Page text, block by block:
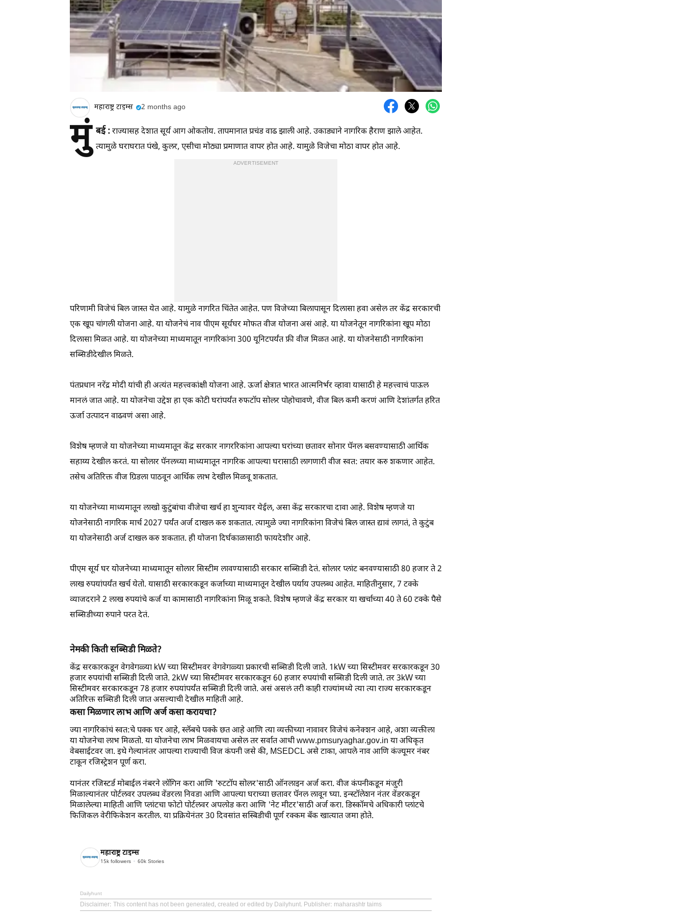
महाराष्ट्र टाइम्स 2 months ago
मुं बई :राज्यासह देशात सूर्य आग ओकतोय. तापमानात प्रचंड वाढ झाली आहे. उकाड्याने नागरिक हैराण झाले आहेत.
त्यामुळे घराघरात पंखे, कुलर, एसीचा मोठ्या प्रमाणात वापर होत आहे. यामुळे विजेचा मोठा वापर होत आहे.
ADVERTISEMENT
परिणामी विजेचं बिल जास्त येत आहे. यामुळे नागरित चिंतेत आहेत. पण विजेच्या बिलापासून दिलासा हवा असेल तर केंद्र सरकारची
एक खूप चांगली योजना आहे. या योजनेचं नाव पीएम सूर्यघर मोफत वीज योजना असं आहे. या योजनेतून नागरिकांना खूप मोठा
दिलासा मिळत आहे. या योजनेच्या माध्यमातून नागरिकांना 300 यूनिटपर्यंत फ्री वीज मिळत आहे. या योजनेसाठी नागरिकांना
सब्सिडीदेखील मिळते.
पंतप्रधान नरेंद्र मोदी यांची ही अत्यंत महत्त्वकांक्षी योजना आहे. ऊर्जा क्षेत्रात भारत आत्मनिर्भर व्हावा यासाठी हे महत्त्वाचं पाऊल
मानलं जात आहे. या योजनेचा उद्देश हा एक कोटी घरांपर्यंत रुफटॉप सोलर पोहोचावणे, वीज बिल कमी करणं आणि देशांतर्गत हरित
ऊर्जा उत्पादन वाढवणं असा आहे.
विशेष म्हणजे या योजनेच्या माध्यमातून केंद्र सरकार नागररिकांना आपल्या घरांच्या छतावर सोनार पॅनल बसवण्यासाठी आर्थिक
सहाय्य देखील करतं. या सोलार पॅनलच्या माध्यमातून नागरिक आपल्या घरासाठी लागणारी वीज स्वत: तयार करु शकणार आहेत.
तसेच अतिरिक्त वीज ग्रिडला पाठवून आर्थिक लाभ देखील मिळवू शकतात.
या योजनेच्या माध्यमातून लाखो कुटुंबांचा वीजेचा खर्च हा शुन्यावर येईल, असा केंद्र सरकारचा दावा आहे. विशेष म्हणजे या
योजनेसाठी नागरिक मार्च 2027 पर्यंत अर्ज दाखल करु शकतात. त्यामुळे ज्या नागरिकांना विजेचं बिल जास्त द्यावं लागतं, ते कुटुंब
या योजनेसाठी अर्ज दाखल करु शकतात. ही योजना दिर्घकाळासाठी फायदेशीर आहे.
पीएम सूर्य घर योजनेच्या माध्यमातून सोलार सिस्टीम लावण्यासाठी सरकार सब्सिडी देतं. सोलार प्लांट बनवण्यासाठी 80 हजार ते 2
लाख रुपयांपर्यंत खर्च येतो. यासाठी सरकारकडून कर्जाच्या माध्यमातून देखील पर्याय उपलब्ध आहेत. माहितीनुसार, 7 टक्के
व्याजदराने 2 लाख रुपयांचे कर्ज या कामासाठी नागरिकांना मिळू शकते. विशेष म्हणजे केंद्र सरकार या खर्चाच्या 40 ते 60 टक्के पैसे
सब्सिडीच्या रुपाने परत देतं.
नेमकी किती सब्सिडी मिळते?
केंद्र सरकारकडून वेगवेगळ्या kW च्या सिस्टीमवर वेगवेगळ्या प्रकारची सब्सिडी दिली जाते. 1kW च्या सिस्टीमवर सरकारकडून 30
हजार रुपयांची सब्सिडी दिली जाते. 2kW च्या सिस्टीमवर सरकारकडून 60 हजार रुपयांची सब्सिडी दिली जाते. तर 3kW च्या
सिस्टीमवर सरकारकडून 78 हजार रुपयांपर्यंत सब्सिडी दिली जाते. असं असलं तरी काही राज्यांमध्ये त्या त्या राज्य सरकारकडून
अतिरिक्त सब्सिडी दिली जात असल्याची देखील माहिती आहे.
कसा मिळणार लाभ आणि अर्ज कसा करायचा?
ज्या नागरिकांचं स्वत:चे पक्क घर आहे, स्लॅबचे पक्के छत आहे आणि त्या व्यक्तीच्या नावावर विजेचं कनेक्शन आहे, अशा व्यक्तीला
या योजनेचा लाभ मिळतो. या योजनेचा लाभ मिळवायचा असेल तर सर्वात आधी www.pmsuryaghar.gov.in या अधिकृत
वेबसाईटवर जा. इथे गेल्यानंतर आपल्या राज्याची विज कंपनी जसे की, MSEDCL असे टाका, आपले नाव आणि कंज्यूमर नंबर
टाकून रजिस्ट्रेशन पूर्ण करा.
यानंतर रजिस्टर्ड मोबाईल नंबरने लॉगिन करा आणि 'रुटटॉप सोलर'साठी ऑनलाइन अर्ज करा. वीज कंपनीकडून मंजुरी
मिळाल्यानंतर पोर्टलवर उपलब्ध वेंडरला निवडा आणि आपल्या घराच्या छतावर पॅनल लावून घ्या. इन्स्टॉलेशन नंतर वेंडरकडून
मिळालेल्या माहिती आणि प्लांटचा फोटो पोर्टलवर अपलोड करा आणि 'नेट मीटर'साठी अर्ज करा. डिस्कॉमचे अधिकारी प्लांटचे
फिजिकल वेरीफिकेशन करतील. या प्रक्रियेनंतर 30 दिवसांत सस्बिडीची पूर्ण रक्कम बँक खात्यात जमा होते.
महाराष्ट्र टाइम्स
15k followers 60k Stories
Dailyhunt
Disclaimer: This content has not been generated, created or edited by Dailyhunt. Publisher: maharashtr taims